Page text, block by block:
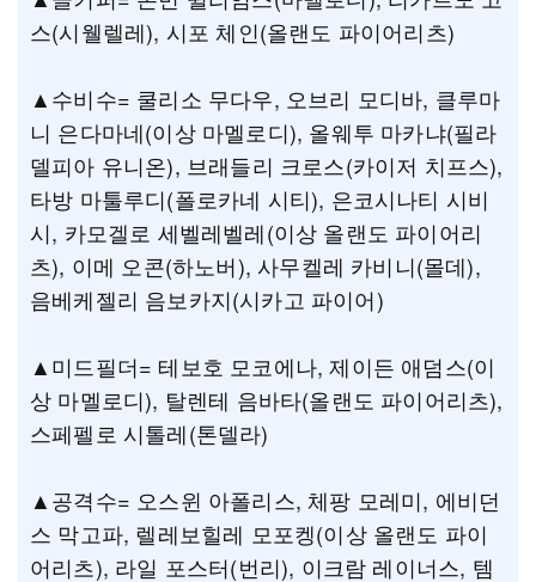
스(시웰렐레), 시포 체인(올랜도 파이어리츠)
▲수비수= 쿨리소 무다우, 오브리 모디바, 클루마
니 은다마네(이상 마멜로디), 올웨투 마카냐(필라
델피아 유니온), 브래들리 크로스(카이저 치프스),
타방 마툴루디(폴로카네 시티), 은코시나티 시비
시, 카모겔로 세벨레벨레(이상 올랜도 파이어리
츠), 이메 오콘(하노버), 사무켈레 카비니(몰데),
음베케젤리 음보카지(시카고 파이어)
▲미드필더= 테보호 모코에나, 제이든 애덤스(이
상 마멜로디), 탈렌테 음바타(올랜도 파이어리츠),
스페펠로 시톨레(톤델라)
▲공격수= 오스윈 아폴리스, 체팡 모레미, 에비던
스 막고파, 렐레보힐레 모포켕(이상 올랜도 파이
어리츠), 라일 포스터(번리), 이크람 레이너스, 템